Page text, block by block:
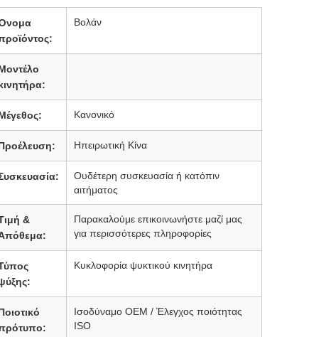
Βολάν
Κανονικό
Ηπειρωτική Κίνα
Ουδέτερη συσκευασία ή κατόπιν
αιτήματος
&
Παρακαλούμε επικοινωνήστε μαζί μας
για περισσότερες πληροφορίες
Κυκλοφορία ψυκτικού κινητήρα
Ισοδύναμο OEM / Έλεγχος ποιότητας
ISO